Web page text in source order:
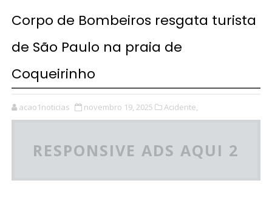
Corpo de Bombeiros resgata turista
de São Paulo na praia de
Coqueirinho
acao1noticias novembro 19, 2025 Acidente,
RESPONSIVE ADS AQUI 2